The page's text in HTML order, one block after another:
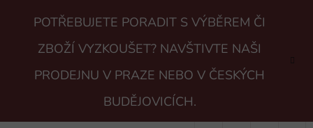
POTŘEBUJETE PORADIT S VÝBĚREM ČI
ZBOŽÍ VYZKOUŠET? NAVŠTIVTE NAŠI
PRODEJNU V PRAZE NEBO V ČESKÝCH
BUDĚJOVICÍCH.